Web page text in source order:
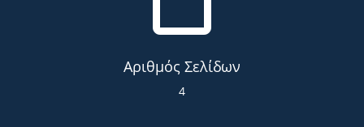
Αριθμός Σελίδων
4